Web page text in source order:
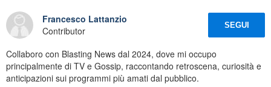
Francesco Lattanzio
Contributor
SEGUI
Collaboro con Blasting News dal 2024, dove mi occupo
principalmente di TV e Gossip, raccontando retroscena, curiosità e
anticipazioni sui programmi più amati dal pubblico.